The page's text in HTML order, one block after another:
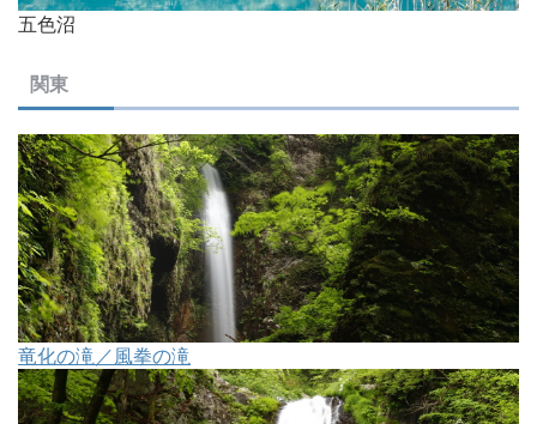
五色沼
関東
竜化の滝／風拳の滝